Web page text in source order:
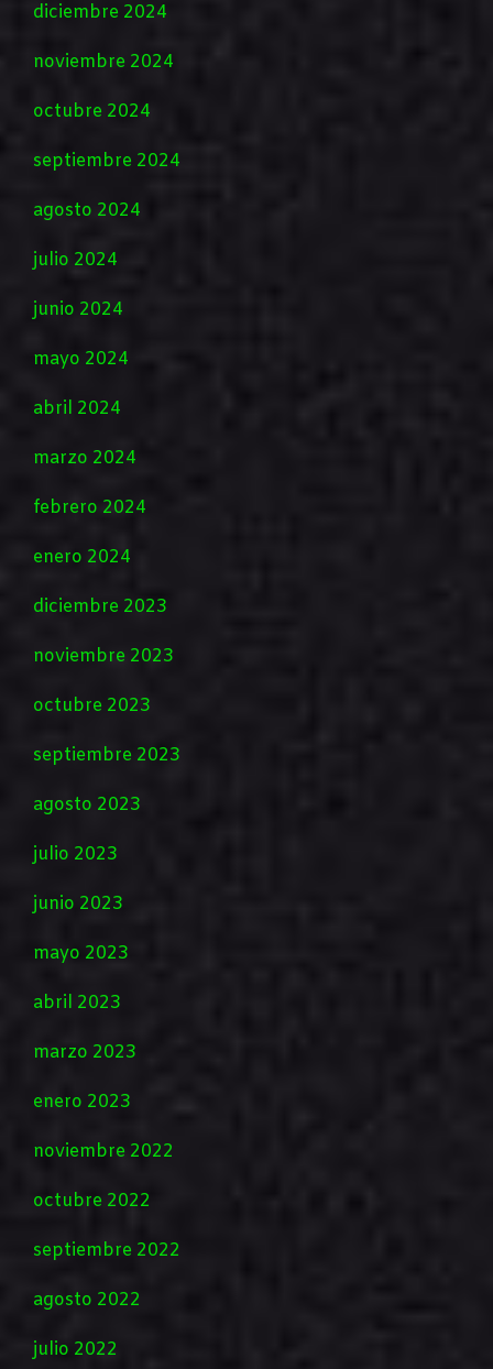
diciembre 2024
noviembre 2024
octubre 2024
septiembre 2024
agosto 2024
julio 2024
junio 2024
mayo 2024
abril 2024
marzo 2024
febrero 2024
enero 2024
diciembre 2023
noviembre 2023
octubre 2023
septiembre 2023
agosto 2023
julio 2023
junio 2023
mayo 2023
abril 2023
marzo 2023
enero 2023
noviembre 2022
octubre 2022
septiembre 2022
agosto 2022
julio 2022